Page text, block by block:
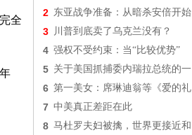
全
2 东亚战争准备：从暗杀安倍开始
3 川普到底卖了乌克兰没有？
4 强权不受约束：当“比较优势”
5 关于美国抓捕委内瑞拉总统的一
6 第一美女：席琳迪翁等《爱的礼
7 中美真正差距在此
8 马杜罗夫妇被擒，世界更接近和